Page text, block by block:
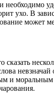
ухо. В
может
сказать
невзначай
и моральным